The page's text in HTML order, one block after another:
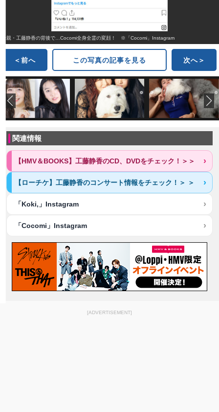
母親・工藤静香の背後で…Cocomi全身全霊の変顔！ ※「Cocomi」Instagram
＜前へ この写真の記事を見る 次へ＞
関連情報
【HMV＆BOOKS】工藤静香のCD、DVDをチェック！＞＞
【ローチケ】工藤静香のコンサート情報をチェック！＞ ＞
「Koki,」Instagram
「Cocomi」Instagram
[ADVERTISEMENT]